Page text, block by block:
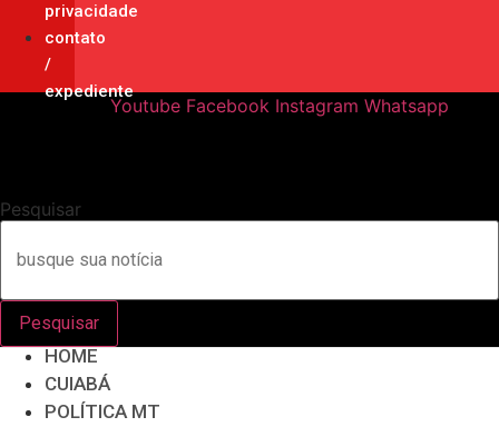
privacidade
contato
/
expediente
Youtube Facebook Instagram Whatsapp
Pesquisar
Pesquisar
HOME
CUIABÁ
POLÍTICA MT